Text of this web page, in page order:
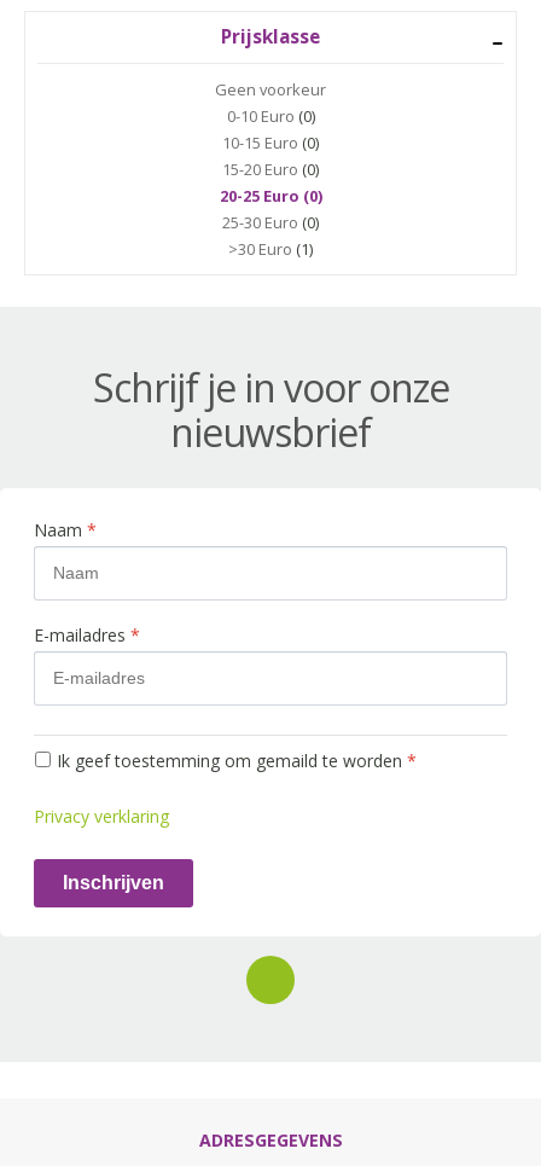
Prijsklasse
Geen voorkeur
0-10 Euro (0)
10-15 Euro (0)
15-20 Euro (0)
20-25 Euro (0)
25-30 Euro (0)
>30 Euro (1)
Schrijf je in voor onze
nieuwsbrief
Naam *
E-mailadres *
Ik geef toestemming om gemaild te worden *
Privacy verklaring
Inschrijven
ADRESGEGEVENS